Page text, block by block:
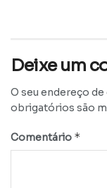
Deixe um
O seu endereço
obrigatórios são
Comentário *